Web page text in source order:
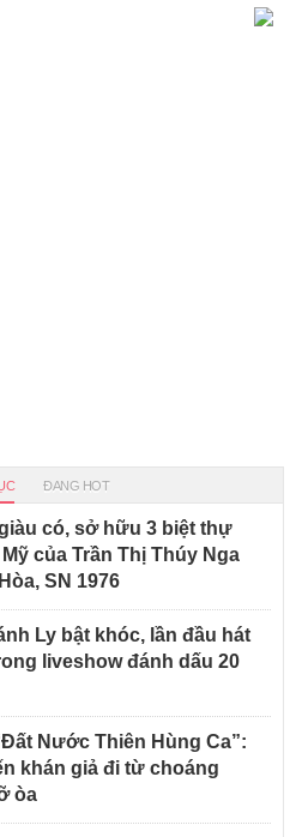
ĐANG HOT
có, sở hữu 3 biệt thự
của Trần Thị Thúy Nga
SN 1976
Ly bật khóc, lần đầu hát
liveshow đánh dấu 20
Nước Thiên Hùng Ca”:
khán giả đi từ choáng
òa